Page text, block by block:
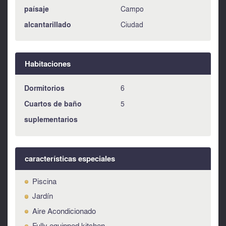
Hay calefacción y aire acondicionado en todas las
habitaciones, proporcionado por un dispositivo central
situado en el segundo piso.
están instalando un sistema de paneles solares en el tejado
de la segunda planta para minimizar los costes de
electricidad.
paísaje Campo
alcantarillado Ciudad
Habitaciones
Dormitorios 6
Cuartos de baño
suplementarios
5
características especiales
Piscina
Jardín
Aire Acondicionado